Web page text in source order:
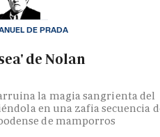
de Nolan
la magia sangrienta del
en una zafia secuencia
de mamporros
DE PRADA